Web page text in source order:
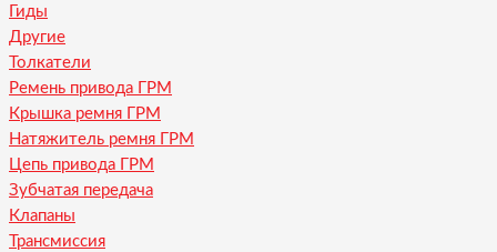
Гиды
Другие
Толкатели
Ремень привода ГРМ
Крышка ремня ГРМ
Натяжитель ремня ГРМ
Цепь привода ГРМ
Зубчатая передача
Клапаны
Трансмиссия